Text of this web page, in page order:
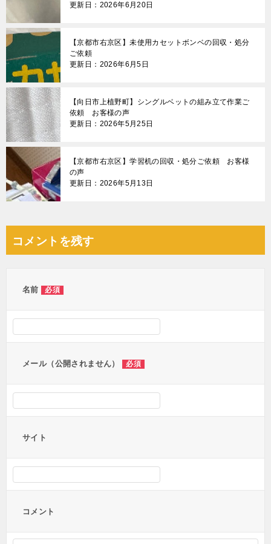
更新日：2026年6月20日
【京都市右京区】未使用カセットボンベの回収・処分
ご依頼
更新日：2026年6月5日
【向日市上植野町】シングルベットの組み立て作業ご
依頼 お客様の声
更新日：2026年5月25日
【京都市右京区】学習机の回収・処分ご依頼 お客様
の声
更新日：2026年5月13日
コメントを残す
名前 必須
メール（公開されません） 必須
サイト
コメント